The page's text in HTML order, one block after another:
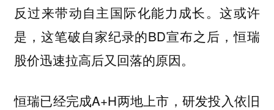
反过来带动自主国际化能力成长。这或许
是，这笔破自家纪录的BD宣布之后，恒瑞
股价迅速拉高后又回落的原因。
恒瑞已经完成A+H两地上市，研发投入依旧